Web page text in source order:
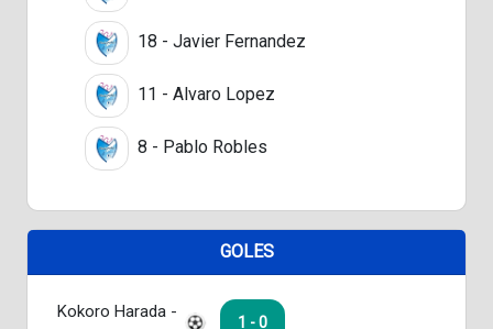
18 - Javier Fernandez
11 - Alvaro Lopez
8 - Pablo Robles
GOLES
Kokoro Harada -
1 - 0